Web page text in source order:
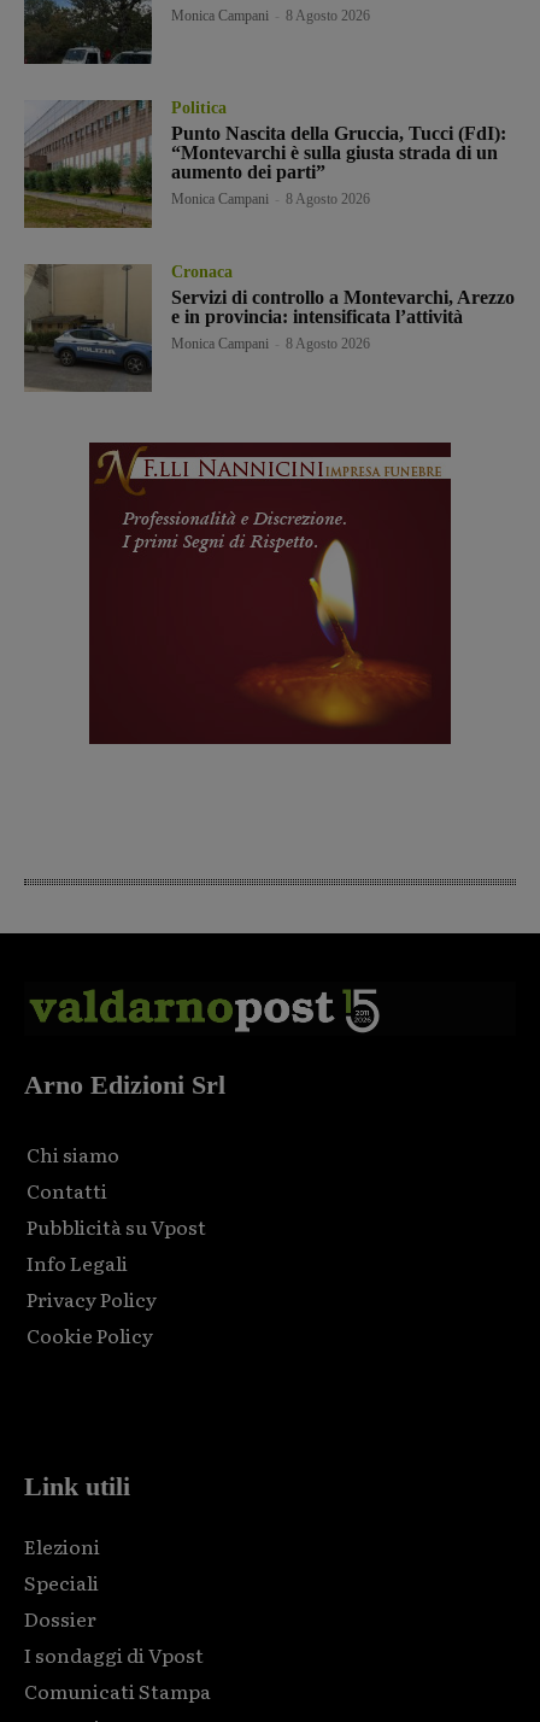
Monica Campani 8 Agosto 2026
Politica
Punto Nascita della Gruccia, Tucci (FdI):
“Montevarchi è sulla giusta strada di un
aumento dei parti”
Monica Campani 8 Agosto 2026
Cronaca
Servizi di controllo a Montevarchi, Arezzo
e in provincia: intensificata l’attività
Monica Campani 8 Agosto 2026
Arno Edizioni Srl
Chi siamo
Contatti
Pubblicità su Vpost
Info Legali
Privacy Policy
Cookie Policy
Link utili
Elezioni
Speciali
Dossier
I sondaggi di Vpost
Comunicati Stampa